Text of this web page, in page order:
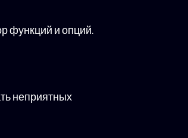
функций и опций.
неприятных